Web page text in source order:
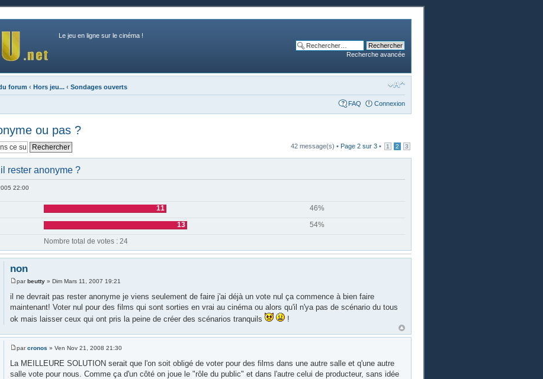
Le jeu en ligne sur le cinéma !
Recherche avancée
forum ‹ Hors jeu... ‹ Sondages ouverts
FAQ Connexion
ou pas ?
42 message(s) • Page 2 sur 3 • 1 2 3
rester anonyme ?
22:00
11
46%
13
54%
Nombre total de votes : 24
non
parbeutty» Dim Mars 11, 2007 19:21
il ne devrait pas rester anonyme je viens seulement de faire j'ai déjà un vote nul ça commence à bien faire
maintenant! Voter nul pour des films qui sont sorties en vrai au cinéma ou alors qu'il n'ya pas de scénario du tous
ok mais laisser ceux qui ont pris la peine de créer des scénarios tranquils
!
parcronos » Ven Nov 21, 2008 21:30
La MEILLEURE SOLUTION serait que l'on soit obligé de voter pour des films dans une autre salle et q'une autre
salle vote pour nous. Comme ça d'un côté on joue le "rôle du public" et dans l'autre celui de producteur, sans idée